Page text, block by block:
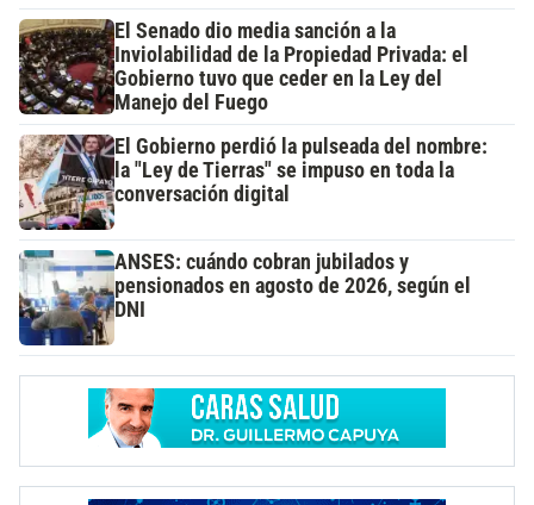
El Senado dio media sanción a la
Inviolabilidad de la Propiedad Privada: el
Gobierno tuvo que ceder en la Ley del
Manejo del Fuego
El Gobierno perdió la pulseada del nombre:
la "Ley de Tierras" se impuso en toda la
conversación digital
ANSES: cuándo cobran jubilados y
pensionados en agosto de 2026, según el
DNI